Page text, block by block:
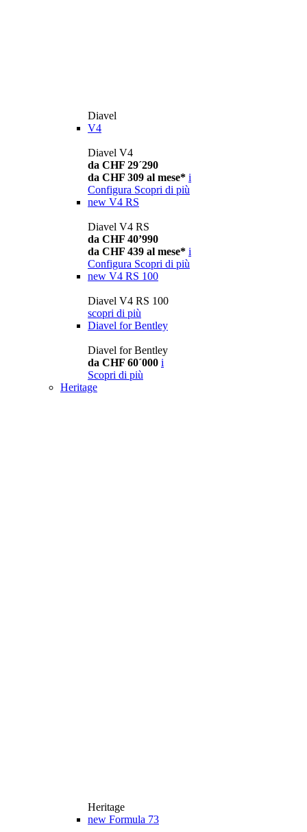
Diavel
V4
Diavel V4
da CHF 29´290
da CHF 309 al mese* i
Configura Scopri di più
new V4 RS
Diavel V4 RS
da CHF 40’990
da CHF 439 al mese* i
Configura Scopri di più
new V4 RS 100
Diavel V4 RS 100
scopri di più
Diavel for Bentley
Diavel for Bentley
da CHF 60´000 i
Scopri di più
Heritage
Heritage
new Formula 73